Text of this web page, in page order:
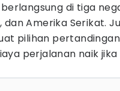
berlangsung di tiga
dan Amerika Serikat.
pilihan
perjalanan naik